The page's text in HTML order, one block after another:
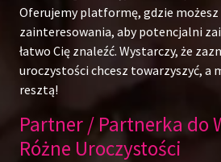
Oferujemy platformę, gdzie
zainteresowania, aby potencjalni
łatwo Cię znaleźć. Wystarczy, że
uroczystości chcesz towarzyszyć, a
resztą!
Partner / Partnerka do
Różne Uroczystości